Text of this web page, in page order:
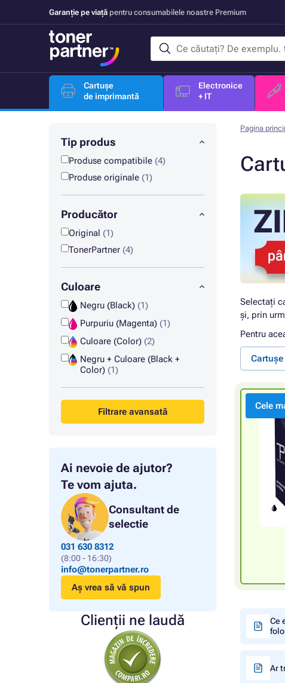
Garanție pe viață pentru consumabilele noastre Premium
Cartușe
de imprimantă
Electronice
+ IT
Tip produs
Produse compatibile (4)
Produse originale (1)
Producător
Original (1)
TonerPartner (4)
Culoare
Negru (Black) (1)
Purpuriu (Magenta) (1)
Culoare (Color) (2)
Negru + Culoare (Black +
Color) (1)
Filtrare avansată
Ai nevoie de ajutor?
Te vom ajuta.
Consultant de
selectie
031 630 8312
(8:00 - 16:30)
info@tonerpartner.ro
Aș vrea să vă spun
Clienții ne laudă
Pagina
Selectați
și, prin
Pentru
Cele
Ce
Ar